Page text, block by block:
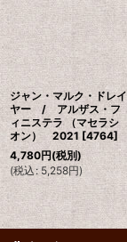
ジャン・マルク・ドレイ
ヤー / アルザス・フ
ィニステラ （マセラシ
オン） 2021 [4764]
4,780円(税別)
(税込: 5,258円)